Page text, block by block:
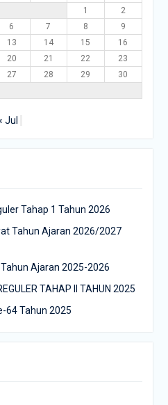
1
2
6 7 8
9
13 14 15
16
20 21 22
23
27 28 29
30
Jul
Tahap 1 Tahun 2026
Tahun Ajaran 2026/2027
Ajaran 2025-2026
TAHAP II TAHUN 2025
64 Tahun 2025